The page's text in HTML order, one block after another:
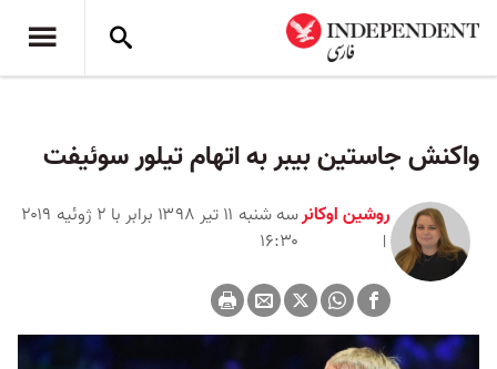
واکنش جاستین بیبر به اتهام تیلور سوئیفت
روشین اوکانر
سه شنبه ۱۱ تیر ۱۳۹۸ برابر با ۲ ژوئیه ۲۰۱۹
۱۶:۳۰